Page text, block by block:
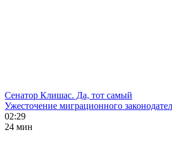
Сенатор Клишас. Да, тот самый
Ужесточение миграционного
02:29
24 мин